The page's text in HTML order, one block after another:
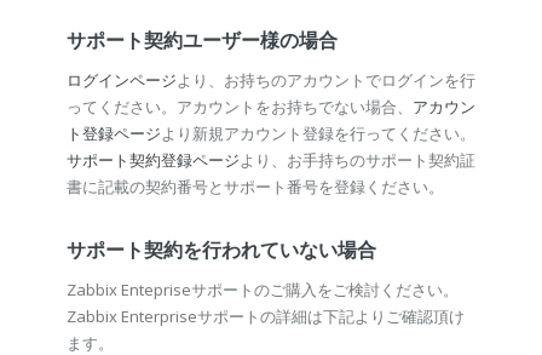
サポート契約ユーザー様の場合
ログインページより、お持ちのアカウントでログインを行
ってください。アカウントをお持ちでない場合、 アカウン
ト登録ページより新規アカウント登録を行ってください。
サポート契約登録ページより、お手持ちのサポート契約証
書に記載の契約番号とサポート番号を登録ください。
サポート契約を行われていない場合
Zabbix Entepriseサポートのご購入をご検討ください。
Zabbix Enterpriseサポートの詳細は下記よりご確認頂け
ます。